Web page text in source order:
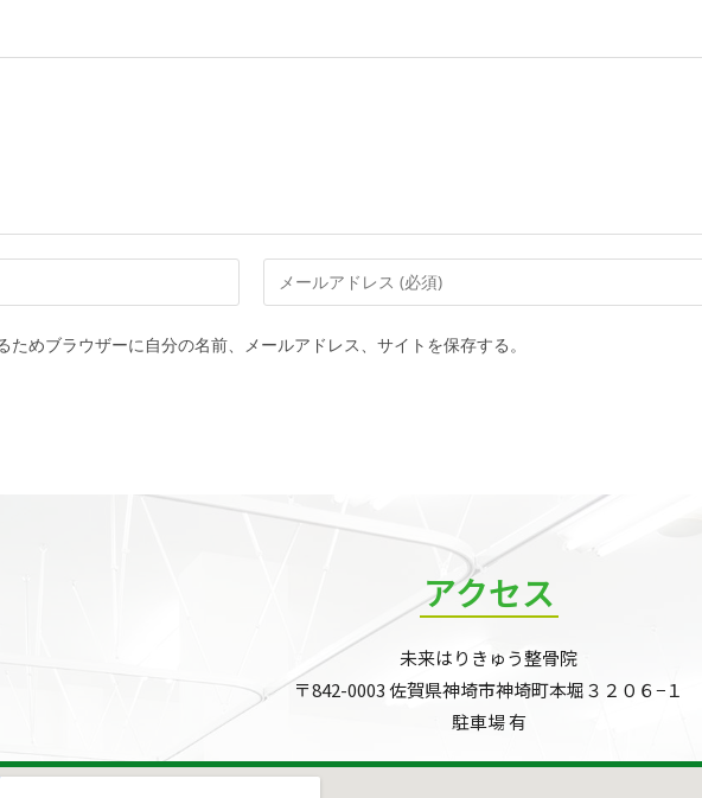
ためブラウザーに自分の名前、メールアドレス、サイトを保存する。
アクセス
未来はりきゅう整骨院
〒842-0003 佐賀県神埼市神埼町本堀３２０６−１
駐車場 有